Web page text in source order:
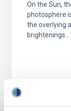
On the Sun,
photosphere
the overlying
brightenings...